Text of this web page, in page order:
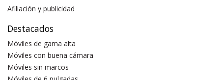
Afiliación y publicidad
Destacados
Móviles de gama alta
Móviles con buena cámara
Móviles sin marcos